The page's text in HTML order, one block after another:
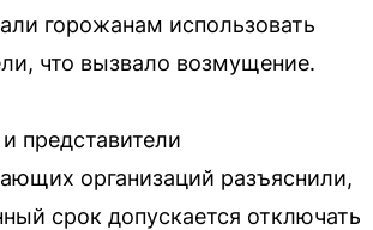
горожанам использовать
что вызвало возмущение.
представители
организаций разъяснили,
срок допускается отключать